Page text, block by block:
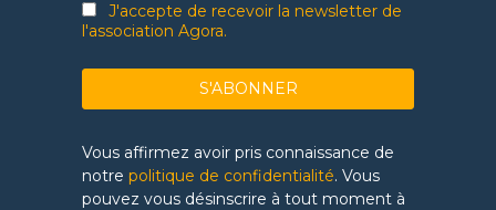
J'accepte de recevoir la newsletter de
l'association Agora.
Vous affirmez avoir pris connaissance de
notre politique de confidentialité. Vous
pouvez vous désinscrire à tout moment à